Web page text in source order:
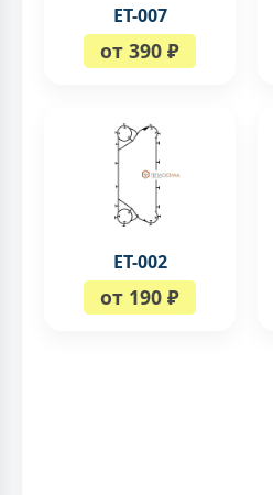
ЕТ-007
от 390 ₽
ЕТ-002
от 190 ₽